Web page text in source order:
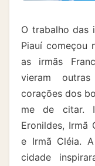
O trabalho das
Piauí começou
as irmãs
vieram
corações dos
me de citar.
Eronildes, Irmã
e Irmã Cléia.
cidade